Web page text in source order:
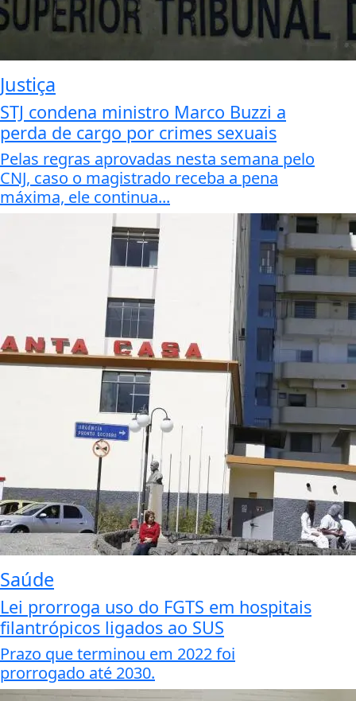
Justiça
STJ condena ministro Marco Buzzi a
perda de cargo por crimes sexuais
Pelas regras aprovadas nesta semana pelo
CNJ, caso o magistrado receba a pena
máxima, ele continua...
Saúde
Lei prorroga uso do FGTS em hospitais
filantrópicos ligados ao SUS
Prazo que terminou em 2022 foi
prorrogado até 2030.